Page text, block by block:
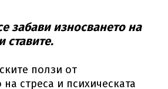
забави износването на
ставите.
ползи от
стреса и психическата